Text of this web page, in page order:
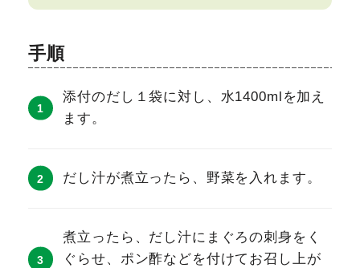
手順
添付のだし１袋に対し、水1400mlを加え
ます。
だし汁が煮立ったら、野菜を入れます。
煮立ったら、だし汁にまぐろの刺身をく
ぐらせ、ポン酢などを付けてお召し上が